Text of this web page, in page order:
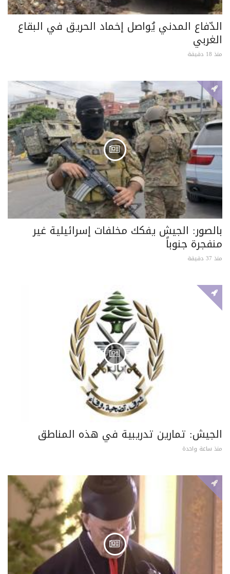
الدّفاع المدني يُواصل إخماد الحريق في البقاع
الغربي
منذ 18 دقيقة
بالصور: الجيش يفكك مخلفات إسرائيلية غير
منفجرة جنوباً
منذ 37 دقيقة
الجيش: تمارين تدريبية في هذه المناطق
منذ ساعة واحدة